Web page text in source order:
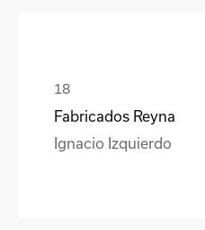
Fabricados Reyna
Ignacio Izquierdo